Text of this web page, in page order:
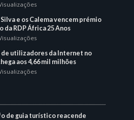
Silva e os Calema vencem prémio
da RDP África 25 Anos
de utilizadores da Internet no
aos 4,66 mil milhões
de guia turístico reacende